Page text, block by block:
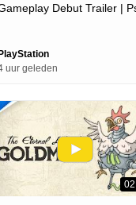
Debut Trailer |
PlayStation
uur geleden